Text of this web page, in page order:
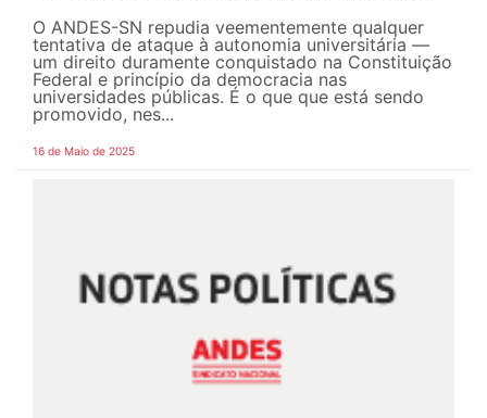
O ANDES-SN repudia veementemente qualquer
tentativa de ataque à autonomia universitária —
um direito duramente conquistado na Constituição
Federal e princípio da democracia nas
universidades públicas. É o que que está sendo
promovido, nes...
16 de Maio de 2025